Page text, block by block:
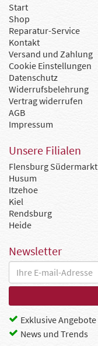
Start
Shop
Reparatur-Service
Kontakt
Versand und Zahlung
Cookie Einstellungen
Datenschutz
Widerrufsbelehrung
Vertrag widerrufen
AGB
Impressum
Unsere Filialen
Flensburg Südermarkt
Husum
Itzehoe
Kiel
Rendsburg
Heide
Newsletter
Exklusive Angebote
News und Trends